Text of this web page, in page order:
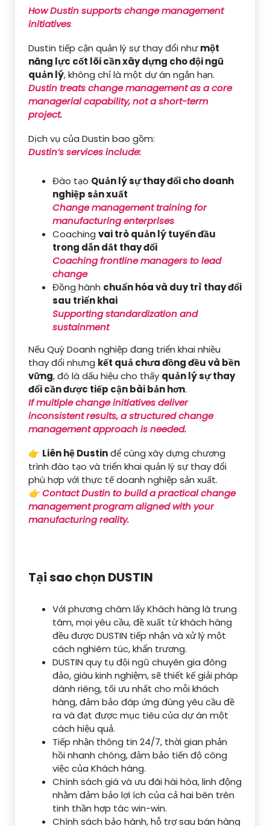
How Dustin supports change management
initiatives
Dustin tiếp cận quản lý sự thay đổi nhưmột
năng lực cốt lõi cần xây dựng cho đội ngũ
quản lý, không chỉ là một dự án ngắn hạn.
Dustin treats change management as a core
managerial capability, not a short-term
project.
Dịch vụ của Dustin bao gồm:
Dustin’s services include:
Đào tạo Quản lý sự thay đổi cho doanh
nghiệp sản xuất
Change management training for
manufacturing enterprises
Coaching vai trò quản lý tuyến đầu
trong dẫn dắt thay đổi
Coaching frontline managers to lead
change
Đồng hành chuẩn hóa và duy trì thay đổi
sau triển khai
Supporting standardization and
sustainment
Nếu Quý Doanh nghiệp đang triển khai nhiều
thay đổi nhưng kết quả chưa đồng đều và bền
vững, đó là dấu hiệu cho thấy quản lý sự thay
đổi cần được tiếp cận bài bản hơn.
If multiple change initiatives deliver
inconsistent results, a structured change
management approach is needed.
👉 Liên hệ Dustinđể cùng xây dựng chương
trình đào tạo và triển khai quản lý sự thay đổi
phù hợp với thực tế doanh nghiệp sản xuất.
👉 Contact Dustin to build a practical change
management program aligned with your
manufacturing reality.
Tại sao chọn DUSTIN
Với phương châm lấy Khách hàng là trung
tâm, mọi yêu cầu, đề xuất từ khách hàng
đều được DUSTIN tiếp nhận và xử lý một
cách nghiêm túc, khẩn trương.
DUSTIN quy tụ đội ngũ chuyên gia đông
đảo, giàu kinh nghiệm, sẽ thiết kế giải pháp
dành riêng, tối ưu nhất cho mỗi khách
hàng, đảm bảo đáp ứng đúng yêu cầu đề
ra và đạt được mục tiêu của dự án một
cách hiệu quả.
Tiếp nhận thông tin 24/7, thời gian phản
hồi nhanh chóng, đảm bảo tiến độ công
việc của Khách hàng.
Chính sách giá và ưu đãi hài hòa, linh động
nhằm đảm bảo lợi ích của cả hai bên trên
tinh thần hợp tác win-win.
Chính sách bảo hành, hỗ trợ sau bán hàng